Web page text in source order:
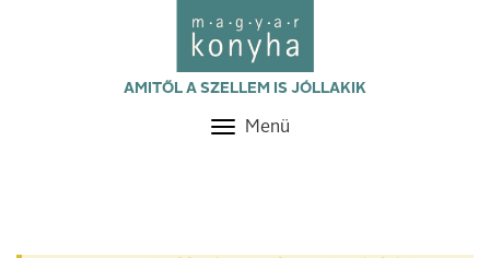
AMITŐL A SZELLEM IS JÓLLAKIK
Toggle
Menü